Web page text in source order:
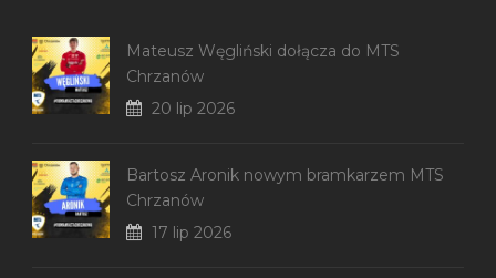
Mateusz Węgliński dołącza do MTS
Chrzanów
20 lip 2026
Bartosz Aronik nowym bramkarzem MTS
Chrzanów
17 lip 2026